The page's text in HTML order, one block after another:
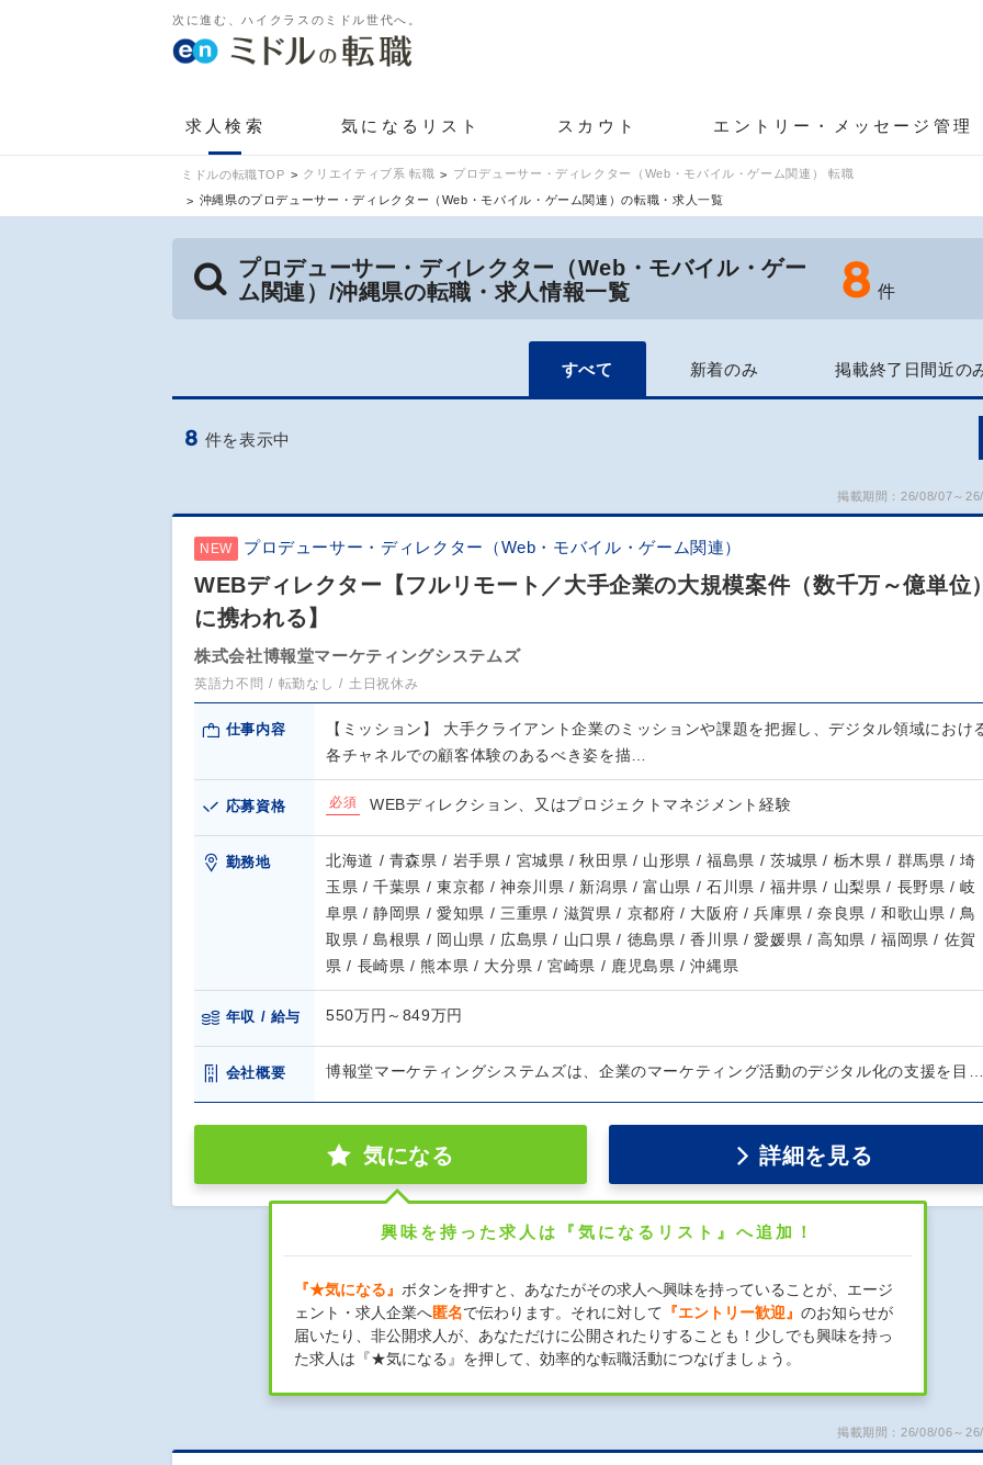
次に進む、ハイクラスのミドル世代へ。
求人検索 気になるリスト スカウト エントリー・メッセージ管理
ミドルの転職TOP クリエイティブ系 転職
プロデューサー・ディレクター（Web・モバイル・ゲーム関連） 転職
沖縄県のプロデューサー・ディレクター（Web・モバイル・ゲーム関連）の転職・求人一覧
プロデューサー・ディレクター（Web・モバイル・ゲー
ム関連）/沖縄県の転職・求人情報一覧
8 件
すべて 新着のみ 掲載終了日間近の
8 件を表示中
掲載期間：26/08/07～
NEW プロデューサー・ディレクター（Web・モバイル・ゲーム関連）
WEBディレクター【フルリモート／大手企業の大規模案件（数千万～億単位）
に携われる】
株式会社博報堂マーケティングシステムズ
英語力不問 転勤なし 土日祝休み
仕事内容
【ミッション】 大手クライアント企業のミッションや課題を把握し、デジタル領域におけ
各チャネルでの顧客体験のあるべき姿を描…
応募資格 必須 WEBディレクション、又はプロジェクトマネジメント経験
勤務地
北海道 / 青森県 / 岩手県 / 宮城県 / 秋田県 / 山形県 / 福島県 / 茨城県 / 栃木県 / 群馬県 / 埼
玉県 / 千葉県 / 東京都 / 神奈川県 / 新潟県 / 富山県 / 石川県 / 福井県 / 山梨県 / 長野県 / 岐
阜県 / 静岡県 / 愛知県 / 三重県 / 滋賀県 / 京都府 / 大阪府 / 兵庫県 / 奈良県 / 和歌山県 / 鳥
取県 / 島根県 / 岡山県 / 広島県 / 山口県 / 徳島県 / 香川県 / 愛媛県 / 高知県 / 福岡県 / 佐賀
県 / 長崎県 / 熊本県 / 大分県 / 宮崎県 / 鹿児島県 / 沖縄県
年収 / 給与 550万円～849万円
会社概要 博報堂マーケティングシステムズは、企業のマーケティング活動のデジタル化の支援を目…
気になる 詳細を見る
興味を持った求人は『気になるリスト』へ追加！
『★気になる』 ボタンを押すと、あなたがその求人へ興味を持っていることが、エージ
ェント・求人企業へ匿名で伝わります。それに対して 『エントリー歓迎』 のお知らせが
届いたり、非公開求人が、あなただけに公開されたりすることも！少しでも興味を持っ
た求人は『★気になる』を押して、効率的な転職活動につなげましょう。
掲載期間：26/08/06～